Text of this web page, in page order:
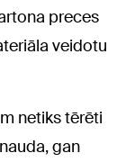
preces
veidotu
netiks tērēti
gan